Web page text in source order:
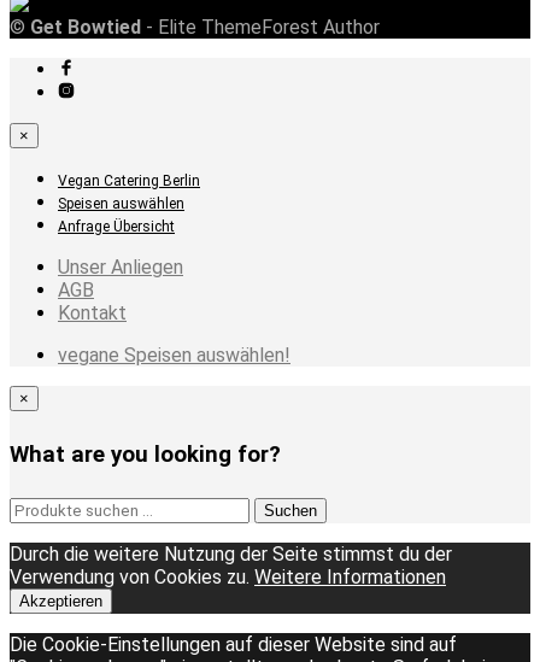
© Get Bowtied - Elite ThemeForest Author
×
Vegan Catering Berlin
Speisen auswählen
Anfrage Übersicht
Unser Anliegen
AGB
Kontakt
vegane Speisen auswählen!
×
What are you looking for?
Suchen
nach:
Suchen
Durch die weitere Nutzung der Seite stimmst du der
Verwendung von Cookies zu. Weitere Informationen
Akzeptieren
Die Cookie-Einstellungen auf dieser Website sind auf